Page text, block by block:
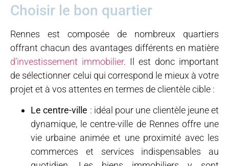
Choisir le bon quartier
Rennes est composée de nombreux quartiers
offrant chacun des avantages différents en matière
d’investissement immobilier. Il est donc important
de sélectionner celui qui correspond le mieux à votre
projet et à vos attentes en termes de clientèle cible :
Le centre-ville : idéal pour une clientèle jeune et
dynamique, le centre-ville de Rennes offre une
vie urbaine animée et une proximité avec les
commerces et services indispensables au